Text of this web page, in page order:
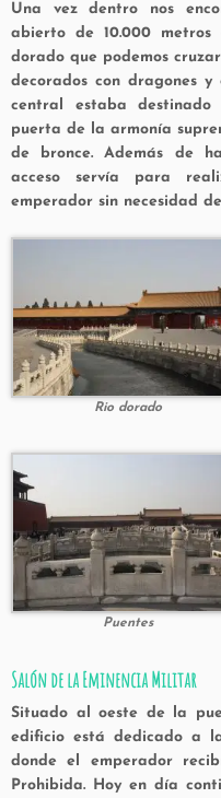
Una vez dentro nos
abierto de 10.000
dorado que podemos
decorados con dragones
central estaba
puerta de la armonía
de bronce. Además de
acceso servía para
emperador sin necesidad
Rio dorado
Puentes
Salón de la Eminencia Militar
Situado al oeste de la
edificio está dedicado a
donde el emperador
Prohibida. Hoy en día